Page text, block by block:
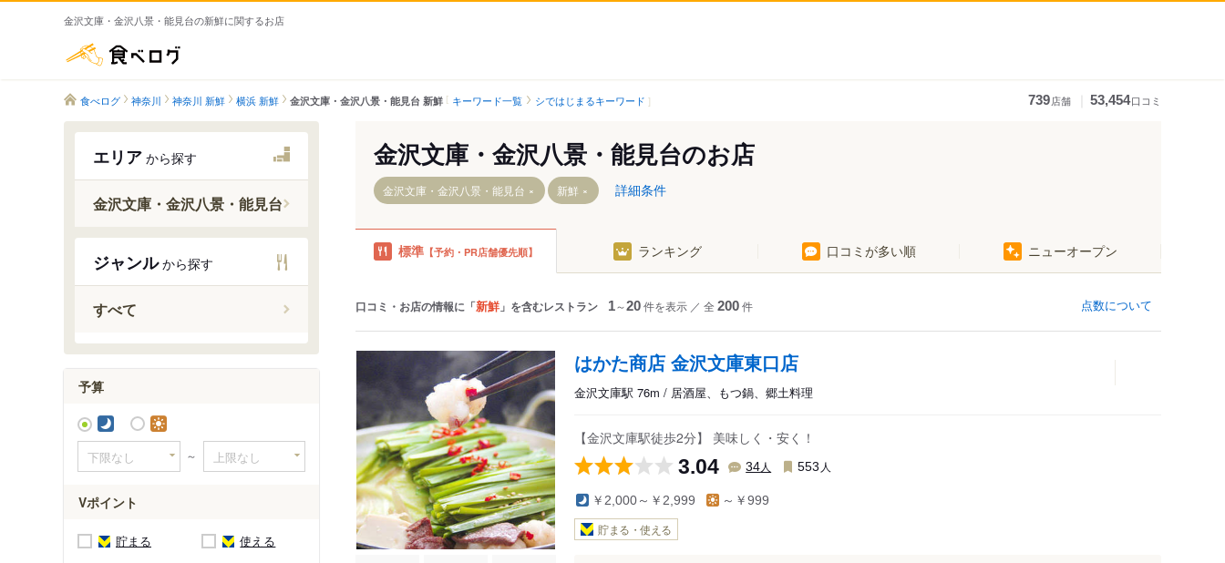
金沢文庫・金沢八景・能見台の新鮮に関するお店
食べログ 神奈川 神奈川 新鮮 横浜 新鮮 金沢文庫・金沢八景・能見台 新鮮 キーワード一覧 シではじまるキーワード 739店舗 53,454口コミ
エリア から探す
金沢文庫・金沢八景・能見台
京急富岡駅
金沢文庫駅
金沢八景駅
六浦駅
南部市場駅
鳥浜駅
並木北駅
産業振興センター駅
福浦駅
市大医学部駅
八景島駅
海の公園柴口駅
海の公園南口駅
ジャンルから探す
すべて
予算
～
Vポイント
貯まる 使える
金沢文庫・金沢八景・能見台のお店
金沢文庫・金沢八景・能見台 新鮮 詳細条件
標準 【予約・PR店舗優先順】 ランキング 口コミが多い順 ニューオープン
口コミ・お店の情報に「新鮮 」を含むレストラン 1～20件を表示 ／ 全 200件 点数について
はかた商店 金沢文庫東口店
金沢文庫駅 76m / 居酒屋、もつ鍋、郷土料理
【金沢文庫駅徒歩2分】 美味しく・安く！
3.04 34人 553 人
￥2,000～￥2,999 ～￥999
貯まる・使える